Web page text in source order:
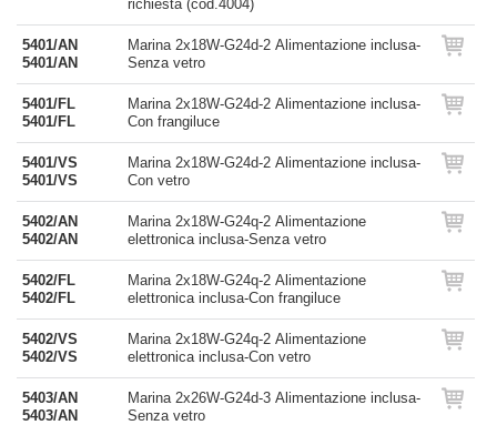
richiesta (cod.4004)
5401/AN
5401/AN
Marina 2x18W-G24d-2 Alimentazione inclusa-
Senza vetro
5401/FL
5401/FL
Marina 2x18W-G24d-2 Alimentazione inclusa-
Con frangiluce
5401/VS
5401/VS
Marina 2x18W-G24d-2 Alimentazione inclusa-
Con vetro
5402/AN
5402/AN
Marina 2x18W-G24q-2 Alimentazione
elettronica inclusa-Senza vetro
5402/FL
5402/FL
Marina 2x18W-G24q-2 Alimentazione
elettronica inclusa-Con frangiluce
5402/VS
5402/VS
Marina 2x18W-G24q-2 Alimentazione
elettronica inclusa-Con vetro
5403/AN
5403/AN
Marina 2x26W-G24d-3 Alimentazione inclusa-
Senza vetro